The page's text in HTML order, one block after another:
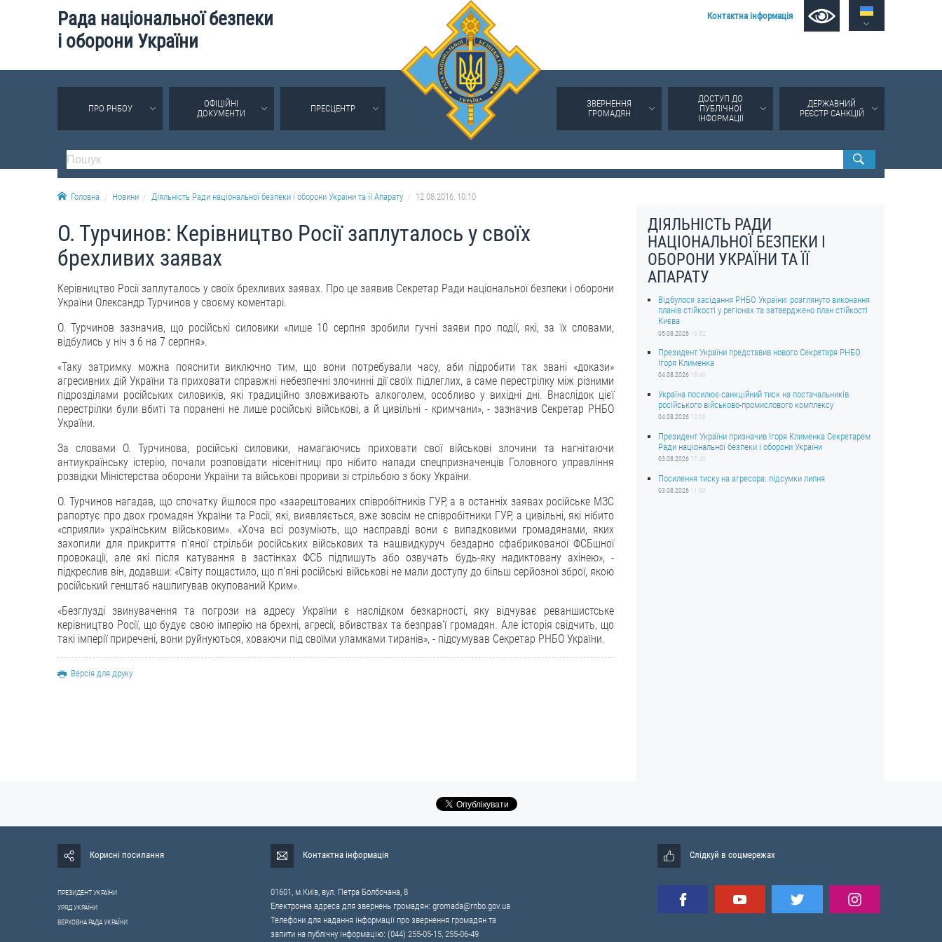
Рада національної безпеки
і оборони України
Контактна інформація
ПРО РНБОУ
ОФІЦІЙНІ
ДОКУМЕНТИ
ПРЕСЦЕНТР
ЗВЕРНЕННЯ
ГРОМАДЯН
ДОСТУП ДО
ПУБЛІЧНОЇ
ІНФОРМАЦІЇ
ДЕРЖАВНИЙ
РЕЄСТР САНКЦІЙ
Головна Новини Діяльність Ради національної безпеки і оборони України та її Апарату 12.08.2016, 10:10
О. Турчинов: Керівництво Росії заплуталось у своїх
брехливих заявах
Керівництво Росії заплуталось у своїх брехливих заявах. Про це заявив Секретар Ради національної безпеки і оборони
України Олександр Турчинов у своєму коментарі.
О. Турчинов зазначив, що російські силовики «лише 10 серпня зробили гучні заяви про події, які, за їх словами,
відбулись у ніч з 6 на 7 серпня».
«Таку затримку можна пояснити виключно тим, що вони потребували часу, аби підробити так звані «докази»
агресивних дій України та приховати справжні небезпечні злочинні дії своїх підлеглих, а саме перестрілку між різними
підрозділами російських силовиків, які традиційно зловживають алкоголем, особливо у вихідні дні. Внаслідок цієї
перестрілки були вбиті та поранені не лише російські військові, а й цивільні - кримчани», - зазначив Секретар РНБО
України.
За словами О. Турчинова, російські силовики, намагаючись приховати свої військові злочини та нагнітаючи
антиукраїнську істерію, почали розповідати нісенітниці про нібито напади спецпризначенців Головного управління
розвідки Міністерства оборони України та військові прориви зі стрільбою з боку України.
О. Турчинов нагадав, що спочатку йшлося про «заарештованих співробітників ГУР, а в останніх заявах російське МЗС
рапортує про двох громадян України та Росії, які, виявляється, вже зовсім не співробітники ГУР, а цивільні, які нібито
«сприяли» українським військовим». «Хоча всі розуміють, що насправді вони є випадковими громадянами, яких
захопили для прикриття п'яної стрільби російських військових та нашвидкуруч бездарно сфабрикованої ФСБшної
провокації, але які після катування в застінках ФСБ підпишуть або озвучать будь-яку надиктовану ахінею», -
підкреслив він, додавши: «Світу пощастило, що п'яні російські військові не мали доступу до більш серйозної зброї, якою
російський генштаб нашпигував окупований Крим».
«Безглузді звинувачення та погрози на адресу України є наслідком безкарності, яку відчуває реваншистське
керівництво Росії, що будує свою імперію на брехні, агресії, вбивствах та безправ'ї громадян. Але історія свідчить, що
такі імперії приречені, вони руйнуються, ховаючи під своїми уламками тиранів», - підсумував Секретар РНБО України.
Версія для друку
ДІЯЛЬНІСТЬ РАДИ
НАЦІОНАЛЬНОЇ БЕЗПЕКИ І
ОБОРОНИ УКРАЇНИ ТА ЇЇ
АПАРАТУ
Відбулося засідання РНБО України: розглянуто виконання
планів стійкості у регіонах та затверджено план стійкості
Києва
05.08.2026 19:52
Президент України представив нового Секретаря РНБО
Ігоря Клименка
04.08.2026 18:40
Україна посилює санкційний тиск на постачальників
російського військово-промислового комплексу
04.08.2026 10:06
Президент України призначив Ігоря Клименка Секретарем
Ради національної безпеки і оборони України
03.08.2026 17:40
Посилення тиску на агресора: підсумки липня
03.08.2026 11:50
Корисні посилання
ПРЕЗИДЕНТ УКРАЇНИ
УРЯД УКРАЇНИ
ВЕРХОВНА РАДА УКРАЇНИ
Контактна інформація
01601, м.Київ, вул. Петра Болбочана, 8
Електронна адреса для звернень громадян: gromada@rnbo.gov.ua
Телефони для надання інформації про звернення громадян та
запити на публічну інформацію: (044) 255-05-15, 255-06-49
Слідкуй в соцмережах